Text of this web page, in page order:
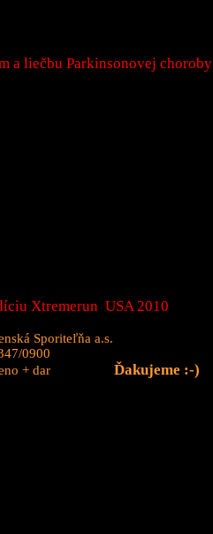
a liečbu Parkinsonovej choroby
Xtremerun USA 2010
Sporiteľňa a.s.
0900
+ dar Ďakujeme :-)